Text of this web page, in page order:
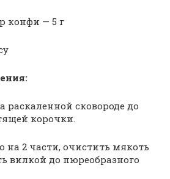
конфи — 5 г
раскаленной сковороде до
корочки.
на 2 части, очистить мякоть
вилкой до пюреобразного